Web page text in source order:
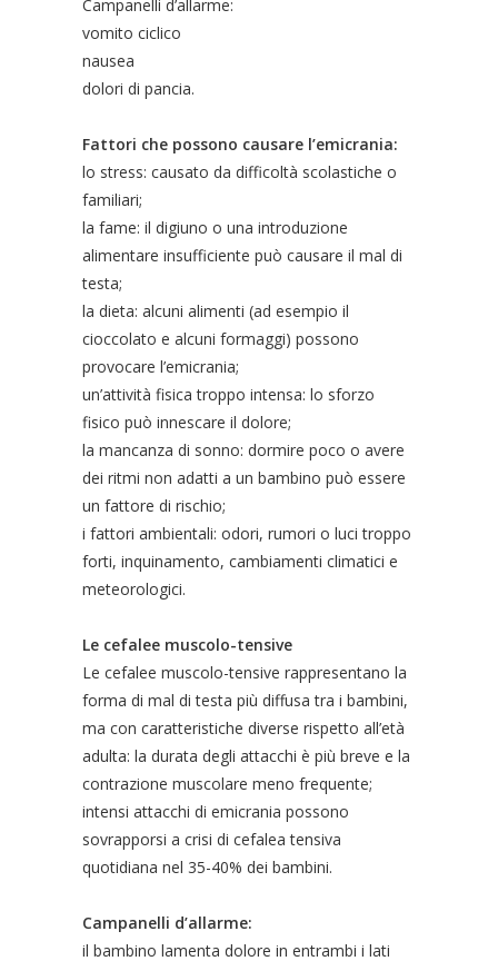
Campanelli d’allarme:
vomito ciclico
nausea
dolori di pancia.
Fattori che possono causare l’emicrania:
lo stress: causato da difficoltà scolastiche o
familiari;
la fame: il digiuno o una introduzione
alimentare insufficiente può causare il mal di
testa;
la dieta: alcuni alimenti (ad esempio il
cioccolato e alcuni formaggi) possono
provocare l’emicrania;
un’attività fisica troppo intensa: lo sforzo
fisico può innescare il dolore;
la mancanza di sonno: dormire poco o avere
dei ritmi non adatti a un bambino può essere
un fattore di rischio;
i fattori ambientali: odori, rumori o luci troppo
forti, inquinamento, cambiamenti climatici e
meteorologici.
Le cefalee muscolo-tensive
Le cefalee muscolo-tensive rappresentano la
forma di mal di testa più diffusa tra i bambini,
ma con caratteristiche diverse rispetto all’età
adulta: la durata degli attacchi è più breve e la
contrazione muscolare meno frequente;
intensi attacchi di emicrania possono
sovrapporsi a crisi di cefalea tensiva
quotidiana nel 35-40% dei bambini.
Campanelli d’allarme:
il bambino lamenta dolore in entrambi i lati